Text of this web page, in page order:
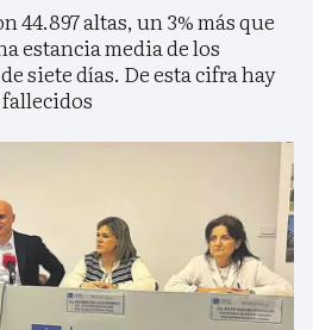
44.897 altas, un 3% más que
estancia media de los
siete días. De esta cifra hay
fallecidos